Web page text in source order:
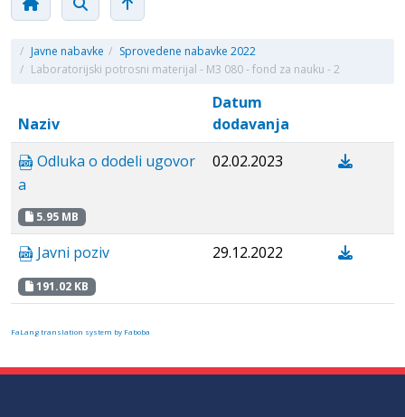
/ Javne nabavke / Sprovedene nabavke 2022
/ Laboratorijski potrosni materijal - M3 080 - fond za nauku - 2
Naziv
Datum
dodavanja
Odluka o dodeli ugovor
a
5.95 MB
02.02.2023
Javni poziv
191.02 KB
29.12.2022
FaLang translation system by Faboba